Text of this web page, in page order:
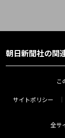
朝日新聞社の関
こ
サイトポリシー
全サ